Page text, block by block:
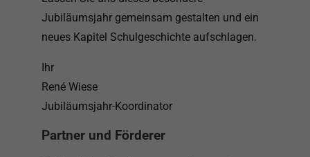
Jubiläumsjahr gemeinsam gestalten und ein
neues Kapitel Schulgeschichte aufschlagen.
Ihr
René Wiese
Jubiläumsjahr-Koordinator
Partner und Förderer